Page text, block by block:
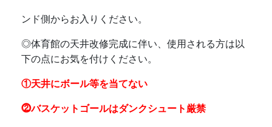
ンド側からお入りください。
◎体育館の天井改修完成に伴い、使用される方は以
下の点にお気を付けください。
①天井にボール等を当てない
⓶バスケットゴールはダンクシュート厳禁